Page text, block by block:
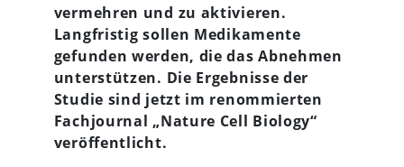
vermehren und zu aktivieren.
Langfristig sollen Medikamente
gefunden werden, die das Abnehmen
unterstützen. Die Ergebnisse der
Studie sind jetzt im renommierten
Fachjournal „Nature Cell Biology“
veröffentlicht.